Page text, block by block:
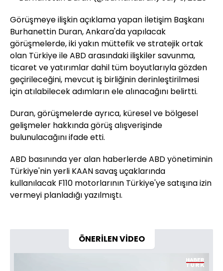
Görüşmeye ilişkin açıklama yapan İletişim Başkanı
Burhanettin Duran, Ankara'da yapılacak
görüşmelerde, iki yakın müttefik ve stratejik ortak
olan Türkiye ile ABD arasındaki ilişkiler savunma,
ticaret ve yatırımlar dahil tüm boyutlarıyla gözden
geçirileceğini, mevcut iş birliğinin derinleştirilmesi
için atılabilecek adımların ele alınacağını belirtti.
Duran, görüşmelerde ayrıca, küresel ve bölgesel
gelişmeler hakkında görüş alışverişinde
bulunulacağını ifade etti.
ABD basınında yer alan haberlerde ABD yönetiminin
Türkiye'nin yerli KAAN savaş uçaklarında
kullanılacak F110 motorlarının Türkiye'ye satışına izin
vermeyi planladığı yazılmıştı.
ÖNERİLEN VİDEO